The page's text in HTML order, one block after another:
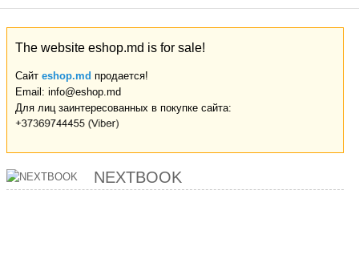
The website eshop.md is for sale!
Сайт eshop.md продается!
Email: info@eshop.md
Для лиц заинтересованных в покупке сайта:
NEXTBOOK